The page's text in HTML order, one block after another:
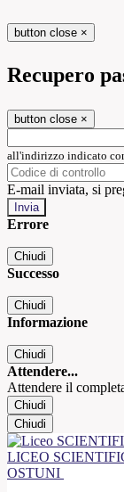
button close ×
Recupero
button close ×
all'indirizzo indicato
E-mail inviata, si
Errore
Chiudi
Successo
Chiudi
Informazione
Chiudi
Attendere...
Attendere il
Chiudi
Chiudi
LICEO
OSTUNI